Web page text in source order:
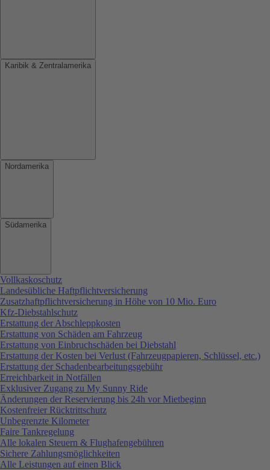
Karibik & Zentralamerika
Nordamerika
Südamerika
Vollkaskoschutz
Landesübliche Haftpflichtversicherung
Zusatzhaftpflichtversicherung in Höhe von 10 Mio. Euro
Kfz-Diebstahlschutz
Erstattung der Abschleppkosten
Erstattung von Schäden am Fahrzeug
Erstattung von Einbruchschäden bei Diebstahl
Erstattung der Kosten bei Verlust (Fahrzeugpapieren, Schlüssel, etc.)
Erstattung der Schadenbearbeitungsgebühr
Erreichbarkeit in Notfällen
Exklusiver Zugang zu My Sunny Ride
Änderungen der Reservierung bis 24h vor Mietbeginn
Kostenfreier Rücktrittschutz
Unbegrenzte Kilometer
Faire Tankregelung
Alle lokalen Steuern & Flughafengebühren
Sichere Zahlungsmöglichkeiten
Alle Leistungen auf einen Blick